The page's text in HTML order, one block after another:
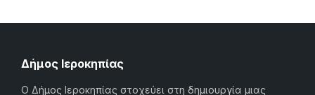
Δήμος Ιεροκηπίας
Ο Δήμος Ιεροκηπίας στοχεύει στη δημιουργία μιας